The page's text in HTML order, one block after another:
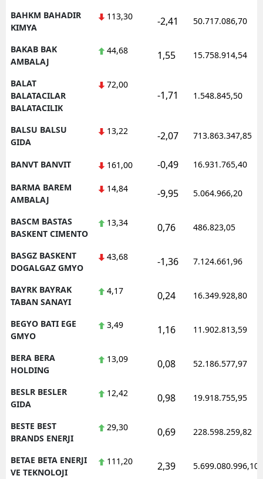
BAHKM BAHADIR
KIMYA
113,30 -2,41 50.717.086,70
BAKAB BAK
AMBALAJ
44,68 1,55 15.758.914,54
BALAT
BALATACILAR
BALATACILIK
72,00
-1,71 1.548.845,50
BALSU BALSU
GIDA
13,22 -2,07 713.863.347,85
BANVT BANVIT 161,00 -0,49 16.931.765,40
BARMA BAREM
AMBALAJ
14,84 -9,95 5.064.966,20
BASCM BASTAS
BASKENT CIMENTO
13,34 0,76 486.823,05
BASGZ BASKENT
DOGALGAZ GMYO
43,68 -1,36 7.124.661,96
BAYRK BAYRAK
TABAN SANAYI
4,17 0,24 16.349.928,80
BEGYO BATI EGE
GMYO
3,49 1,16 11.902.813,59
BERA BERA
HOLDING
13,09 0,08 52.186.577,97
BESLR BESLER
GIDA
12,42 0,98 19.918.755,95
BESTE BEST
BRANDS ENERJI
29,30 0,69 228.598.259,82
BETAE BETA ENERJI
VE TEKNOLOJI
111,20 2,39 5.699.080.996,10